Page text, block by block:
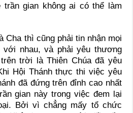
gian không ai có thể làm
Cha thì cũng phải tin nhận mọi
nhau, và phải yêu thương
trời là Thiên Chúa đã yêu
Hội Thánh thực thi việc yêu
đã đứng trên đỉnh cao nhất
gian này trong việc đem lại
Bởi vì chẳng mấy tổ chức